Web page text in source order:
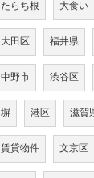
たらち根 大食い
大田区 福井県
中野市 渋谷区
塀 港区 滋賀
賃貸物件 文京区